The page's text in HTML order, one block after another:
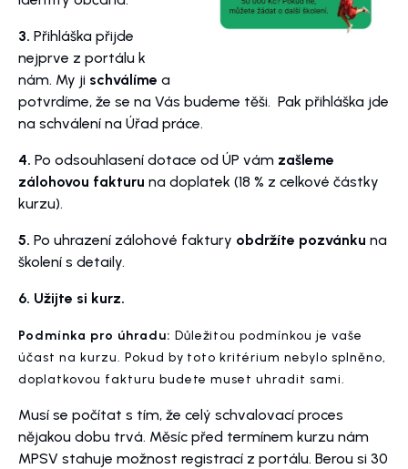
3. Přihláška přijde
nejprve z portálu k
nám. My ji schválíme a
potvrdíme, že se na Vás budeme těši. Pak přihláška jde
na schválení na Úřad práce.
4. Po odsouhlasení dotace od ÚP vám zašleme
zálohovou fakturu na doplatek (18 % z celkové částky
kurzu).
5. Po uhrazení zálohové faktury obdržíte pozvánku na
školení s detaily.
6. Užijte si kurz.
Podmínka pro úhradu: Důležitou podmínkou je vaše
účast na kurzu. Pokud by toto kritérium nebylo splněno,
doplatkovou fakturu budete muset uhradit sami.
Musí se počítat s tím, že celý schvalovací proces
nějakou dobu trvá. Měsíc před termínem kurzu nám
MPSV stahuje možnost registrací z portálu. Berou si 30